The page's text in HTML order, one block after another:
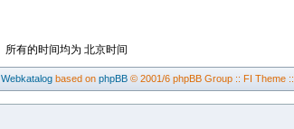
所有的时间均为 北京时间
Webkatalog based on phpBB © 2001/6 phpBB Group :: FI Theme ::